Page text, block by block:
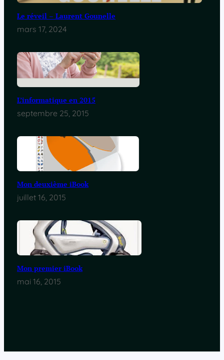
Le réveil – Laurent Gounelle
mars 17, 2024
L’informatique en 2015
septembre 25, 2015
Mon deuxième iBook
juillet 16, 2015
Mon premier iBook
mai 16, 2015